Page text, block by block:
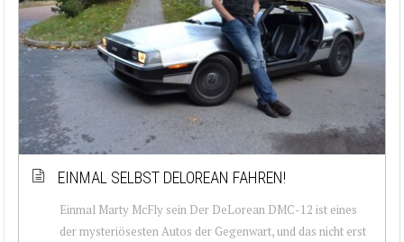
EINMAL SELBST DELOREAN FAHREN!
Einmal Marty McFly sein Der DeLorean DMC-12 ist eines
der mysteriösesten Autos der Gegenwart, und das nicht erst